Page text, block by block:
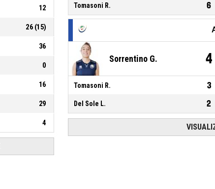
12
26 (15)
36
0
16
29
4
Tomasoni R. 6
Sorrentino G. 4
Tomasoni R. 3
Del Sole L. 2